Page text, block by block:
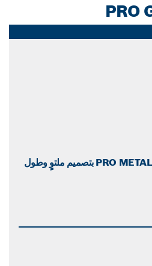
طقم رؤوس ثقب PRO METAL HSS-G بتصميم ملتوٍ وطول